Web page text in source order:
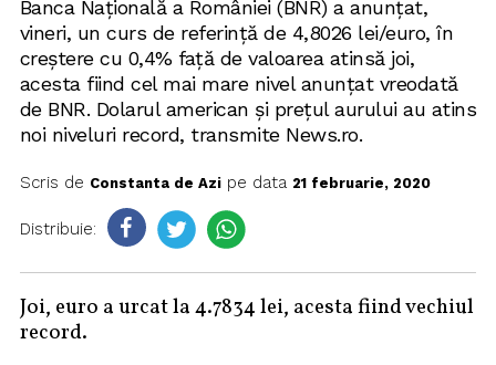
Banca Naţională a României (BNR) a anunţat,
vineri, un curs de referinţă de 4,8026 lei/euro, în
creştere cu 0,4% faţă de valoarea atinsă joi,
acesta fiind cel mai mare nivel anunţat vreodată
de BNR. Dolarul american şi preţul aurului au atins
noi niveluri record, transmite News.ro.
Scris de Constanta de Azipe data 21 februarie, 2020
Distribuie:
Joi, euro a urcat la 4.7834 lei, acesta fiind vechiul
record.